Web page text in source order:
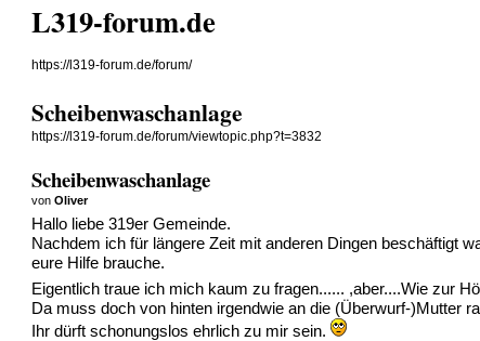
L319-forum.de
https://l319-forum.de/forum/
Scheibenwaschanlage
https://l319-forum.de/forum/viewtopic.php?t=3832
Scheibenwaschanlage
vonOliver
Hallo liebe 319er Gemeinde.
Nachdem ich für längere Zeit mit anderen Dingen beschäftigt
eure Hilfe brauche.
Eigentlich traue ich mich kaum zu fragen...... ,aber....Wie zur
Da muss doch von hinten irgendwie an die (Überwurf-)Mutter
Ihr dürft schonungslos ehrlich zu mir sein.